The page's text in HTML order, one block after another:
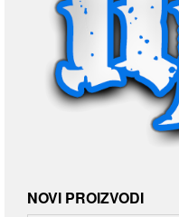
NOVI PROIZVODI